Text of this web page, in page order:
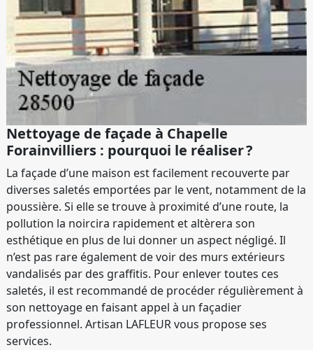
Nettoyage de façade à Chapelle
Forainvilliers : pourquoi le réaliser ?
La façade d’une maison est facilement recouverte par
diverses saletés emportées par le vent, notamment de la
poussière. Si elle se trouve à proximité d’une route, la
pollution la noircira rapidement et altèrera son
esthétique en plus de lui donner un aspect négligé. Il
n’est pas rare également de voir des murs extérieurs
vandalisés par des graffitis. Pour enlever toutes ces
saletés, il est recommandé de procéder régulièrement à
son nettoyage en faisant appel à un façadier
professionnel. Artisan LAFLEUR vous propose ses
services.